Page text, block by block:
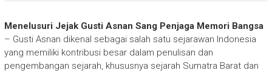
Menelusuri Jejak Gusti Asnan Sang Penjaga Memori Bangsa
– Gusti Asnan dikenal sebagai salah satu sejarawan Indonesia
yang memiliki kontribusi besar dalam penulisan dan
pengembangan sejarah, khususnya sejarah Sumatra Barat dan